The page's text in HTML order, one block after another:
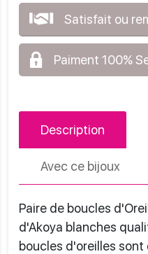
Satisfait ou
Paiment 100%
Description
Avec ce bijoux
Paire de boucles
d'Akoya blanches
boucles d'oreilles